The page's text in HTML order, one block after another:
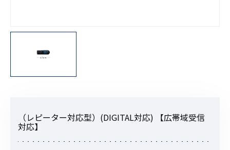
（レピーター対応型）(DIGITAL対応) 【広帯域受信
対応】